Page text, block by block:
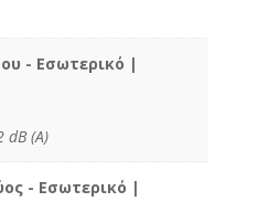
- Εσωτερικό |
(A)
- Εσωτερικό |